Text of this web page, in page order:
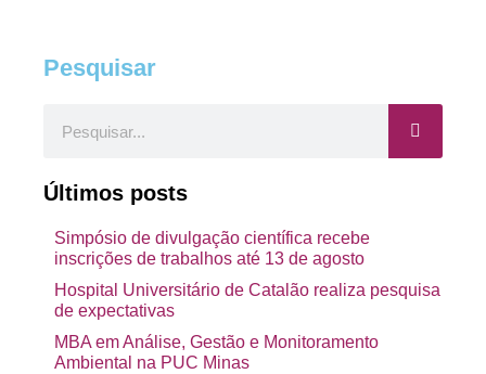
Pesquisar
Últimos posts
Simpósio de divulgação científica recebe
inscrições de trabalhos até 13 de agosto
Hospital Universitário de Catalão realiza pesquisa
de expectativas
MBA em Análise, Gestão e Monitoramento
Ambiental na PUC Minas